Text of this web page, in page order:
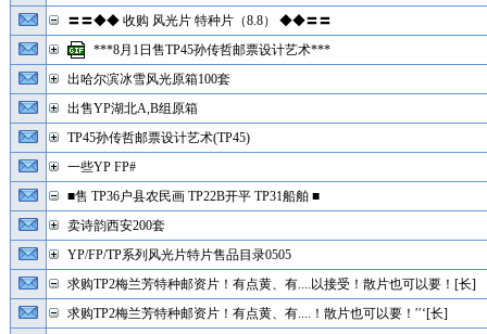
〓〓◆◆ 收购 风光片 特种片（8.8） ◆◆〓〓
***8月1日售TP45孙传哲邮票设计艺术***
出哈尔滨冰雪风光原箱100套
出售YP湖北A,B组原箱
TP45孙传哲邮票设计艺术(TP45)
一些YP FP#
■售 TP36户县农民画 TP22B开平 TP31船舶 ■
卖诗韵西安200套
YP/FP/TP系列风光片特片售品目录0505
求购TP2梅兰芳特种邮资片！有点黄、有....以接受！散片也可以要！[长]
求购TP2梅兰芳特种邮资片！有点黄、有....！散片也可以要！′′‘[长]